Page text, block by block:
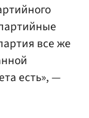
все же
есть», —